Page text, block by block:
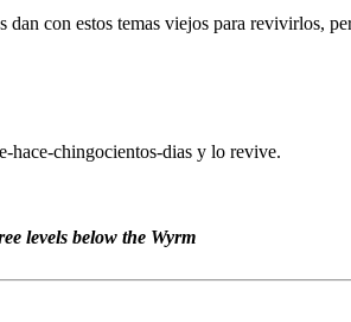
con estos temas viejos para revivirlos,
hace-chingocientos-dias y lo revive.
levels below the Wyrm